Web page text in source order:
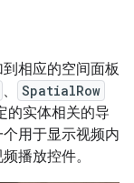
相应的空间面板
、 SpatialRow
的实体相关的导
用于显示视频内
播放控件。